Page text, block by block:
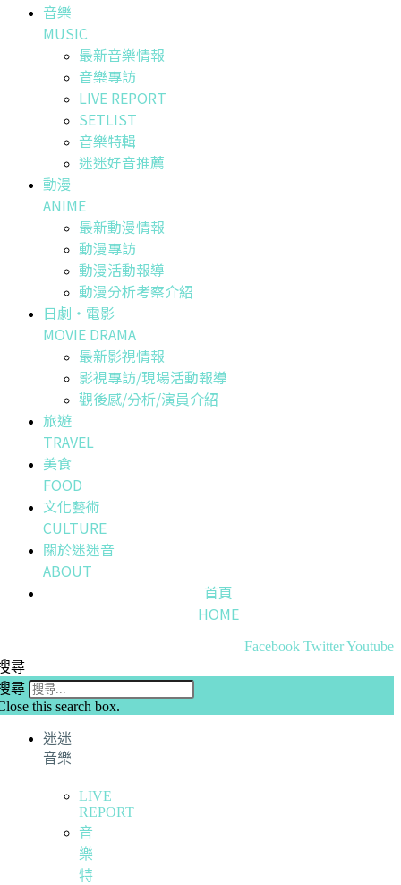
音樂
MUSIC
最新音樂情報
音樂專訪
LIVE REPORT
SETLIST
音樂特輯
迷迷好音推薦
動漫
ANIME
最新動漫情報
動漫專訪
動漫活動報導
動漫分析考察介紹
日劇・電影
MOVIE DRAMA
最新影視情報
影視專訪/現場活動報導
觀後感/分析/演員介紹
旅遊
TRAVEL
美食
FOOD
文化藝術
CULTURE
關於迷迷音
ABOUT
首頁
HOME
Facebook TwitterYoutube
尋
尋
this search box.
迷迷
音樂
LIVE
REPORT
音
樂
特